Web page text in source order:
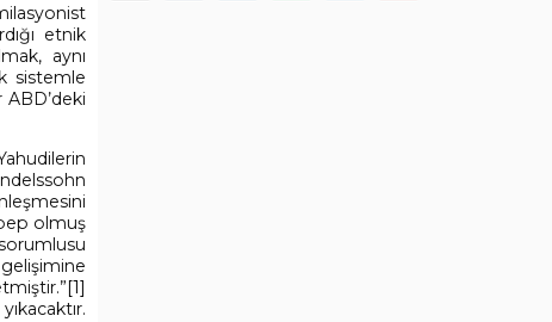
etnik
aynı
sistemle
olmuş
[1]